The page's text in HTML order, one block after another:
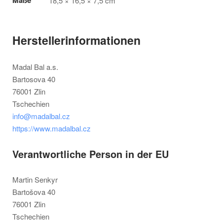
Herstellerinformationen
Madal Bal a.s.
Bartosova 40
76001 Zlin
Tschechien
info@madalbal.cz
https://www.madalbal.cz
Verantwortliche Person in der EU
Martin Senkyr
Bartošova 40
76001 Zlin
Tschechien